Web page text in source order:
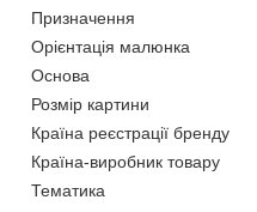
Призначення
Орієнтація малюнка
Основа
Розмір картини
Країна реєстрації бренду
Країна-виробник товару
Тематика